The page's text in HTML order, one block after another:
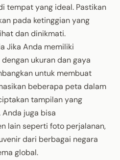
tempat yang ideal. Pastikan
pada ketinggian yang
dan dinikmati.
Jika Anda memiliki
ukuran dan gaya
untuk membuat
beberapa peta dalam
tampilan yang
juga bisa
lain seperti foto perjalanan,
dari berbagai negara
global.